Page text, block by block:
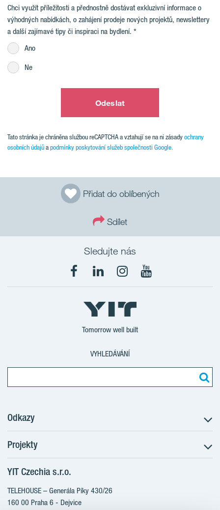
Přidat do oblíbených
Sdílet
Chci využít příležitosti a přednostně dostávat exkluzivní informace o
výhodných nabídkách, o zahájení prodeje nových projektů, newslettery
a další zajímavé tipy či inspiraci na bydlení.
Ano
Ne
Odeslat
Tato stránka je chráněna službou reCAPTCHA a vztahují se na ni zásadyochrany
osobních údajůapodmínky poskytování služeb společnosti Google.
Sledujte nás
Tomorrow well built
VYHLEDÁVÁNÍ
Odkazy
Postup koupě
Klientské změny
Aktuality
Blog
Kariéra
Projekty
RANTA Barrandov III
RANTA Barrandov IV
TOIVO Roztyly II
YIT Czechia s.r.o.
TELEHOUSE – Generála Píky 430/26
160 00 Praha 6 - Dejvice